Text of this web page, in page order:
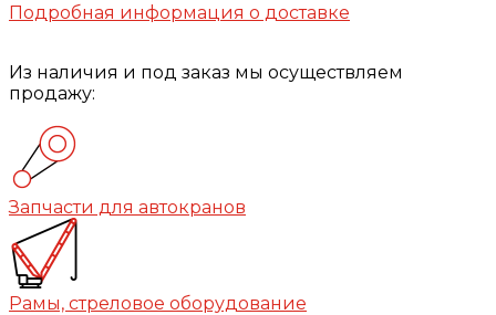
Подробная информация о доставке
Из наличия и под заказ мы осуществляем
продажу:
Запчасти для автокранов
Рамы, стреловое оборудование